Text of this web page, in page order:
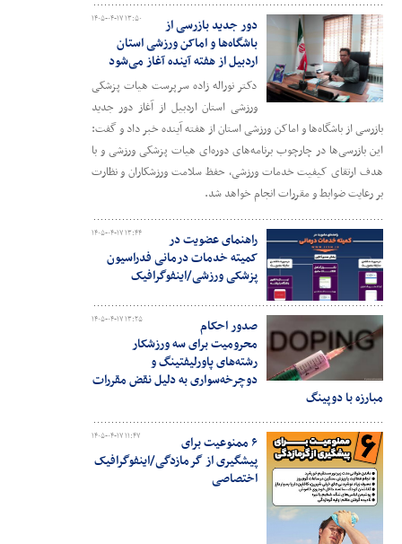
۱۴۰۵-۰۴-۱۷ ۱۳:۵۰
دور جدید بازرسی از
باشگاه‌ها و اماکن ورزشی استان
اردبیل از هفته آینده آغاز می‌شود
دکتر نوراله زاده سرپرست هیات پزشکی
ورزشی استان اردبیل از آغاز دور جدید
بازرسی از باشگاه‌ها و اماکن ورزشی استان از هفته آینده خبر داد و گفت:
این بازرسی‌ها در چارچوب برنامه‌های دوره‌ای هیات پزشکی ورزشی و با
هدف ارتقای کیفیت خدمات ورزشی، حفظ سلامت ورزشکاران و نظارت
بر رعایت ضوابط و مقررات انجام خواهد شد.
۱۴۰۵-۰۴-۱۷ ۱۳:۴۴
راهنمای عضویت در
کمیته خدمات درمانی فدراسیون
پزشکی ورزشی/اینفوگرافیک
۱۴۰۵-۰۴-۱۷ ۱۳:۲۵
صدور احکام
محرومیت برای سه ورزشکار
رشته‌های پاورلیفتینگ و
دوچرخه‌سواری به دلیل نقض مقررات
مبارزه با دوپینگ
۱۴۰۵-۰۴-۱۷ ۱۱:۴۷
۶ ممنوعیت برای
پیشگیری از گرمازدگی/اینفوگرافیک
اختصاصی